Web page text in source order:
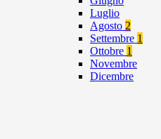
Luglio
Agosto 2
Settembre 1
Ottobre 1
Novembre
Dicembre